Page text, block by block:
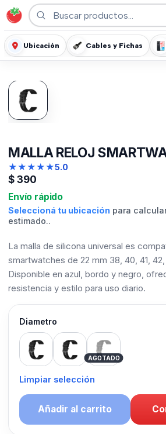
Ubicación Cables y Fichas
MALLA RELOJ
★★★★★5.0
$390
Envío rápido
Seleccioná tu ubicación para
estimado..
La malla de silicona universal es
smartwatches de 22 mm 38, 40, 41,
Disponible en azul, bordo y negro,
resistencia y estilo para uso diario.
Diametro
42mm 38mm 22mm
AGOTADO
Limpiar selección
Añadir al carrito